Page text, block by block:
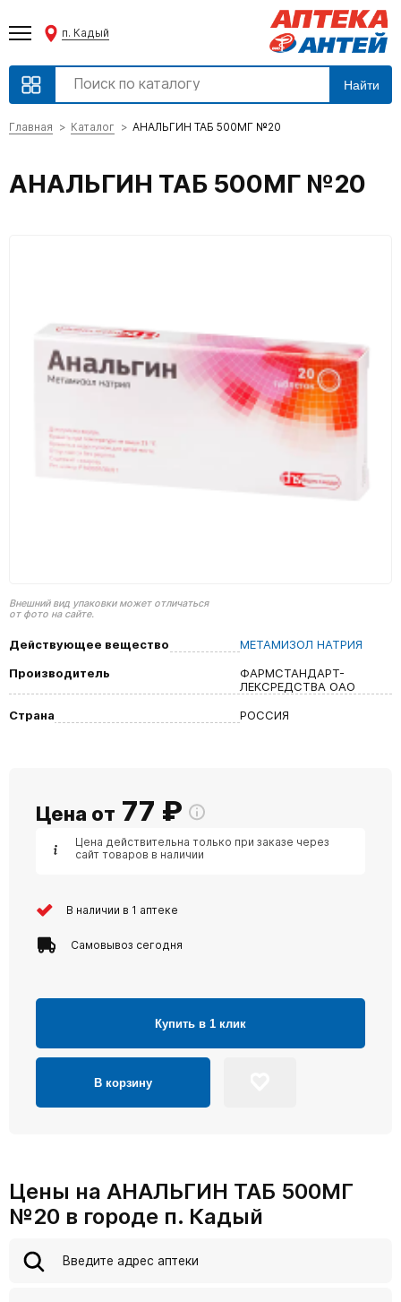
п. Кадый
Найти
Главная Каталог АНАЛЬГИН ТАБ 500МГ №20
АНАЛЬГИН ТАБ 500МГ №20
Внешний вид упаковки может отличаться
от фото на сайте.
Действующее вещество
МЕТАМИЗОЛ НАТРИЯ
Производитель
ФАРМСТАНДАРТ-
ЛЕКСРЕДСТВА ОАО
Страна
РОССИЯ
Цена от 77 ₽
Цена действительна только при заказе через
сайт товаров в наличии
В наличии в 1 аптеке
Самовывоз сегодня
Купить в 1 клик
В корзину
Цены на АНАЛЬГИН ТАБ 500МГ
№20 в городе п. Кадый